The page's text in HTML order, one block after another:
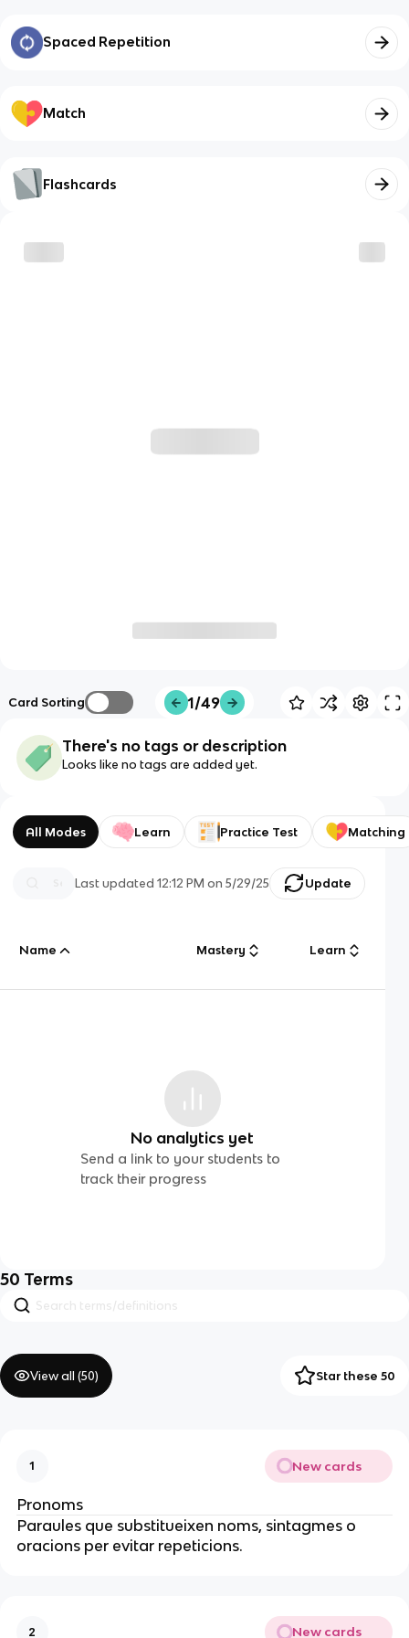
Spaced Repetition
Match
Flashcards
Card Sorting 1/49
There's no tags or description
Looks like no tags are added yet.
All Modes Learn Practice Test Matching
Last updated12:12 PM on 5/29/25 Update
Name Mastery Learn
No analytics yet
Send a link to your students to
track their progress
50 Terms
View all (50) Star these 50
1 New cards
Pronoms
Paraules que substitueixen noms, sintagmes o
oracions per evitar repeticions.
2 New cards